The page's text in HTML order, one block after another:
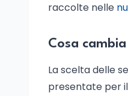
raccolte nelle
Cosa
La scelta delle
presentate per